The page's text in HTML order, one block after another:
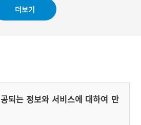
더보기
되는 정보와 서비스에 대하여 만